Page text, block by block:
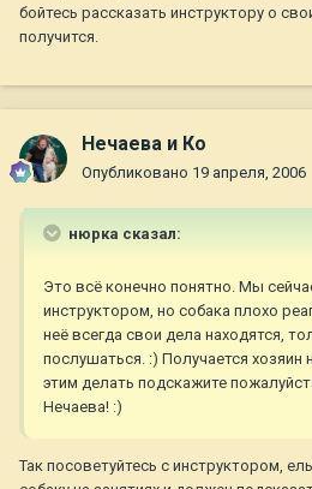
бойтесь рассказать инструктору о
получится.
Нечаева и Ко
Опубликовано 19 апреля, 2006
нюрка сказал:
Это всё конечно понятно. Мы
инструктором, но собака плохо
неё всегда свои дела находятся,
послушаться. :) Получается хозяин
этим делать подскажите
Нечаева! :)
Так посоветуйтесь с инструктором,